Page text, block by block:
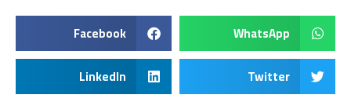
WhatsApp
Facebook
Twitter
LinkedIn